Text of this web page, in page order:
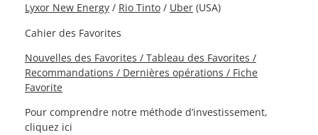
Lyxor New Energy / Rio Tinto / Uber (USA)
Cahier des Favorites
Nouvelles des Favorites / Tableau des Favorites /
Recommandations / Dernières opérations / Fiche
Favorite
Pour comprendre notre méthode d’investissement,
cliquez ici